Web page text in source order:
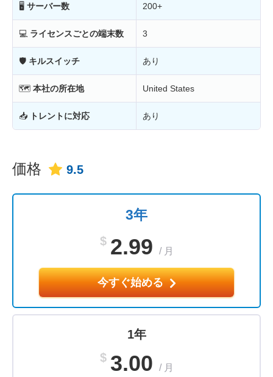
🖥 サーバー数 200+
💻 ライセンスごとの端末数 3
🛡 キルスイッチ あり
🗺 本社の所在地 United States
📥 トレントに対応 あり
価格 9.5
3年
$ 2.99 / 月
今すぐ始める
1年
$ 3.00 / 月